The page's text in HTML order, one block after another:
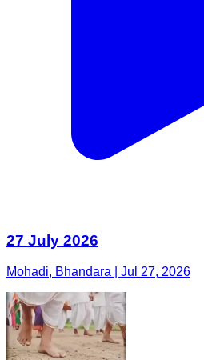
27 July 2026
Mohadi, Bhandara | Jul 27, 2026